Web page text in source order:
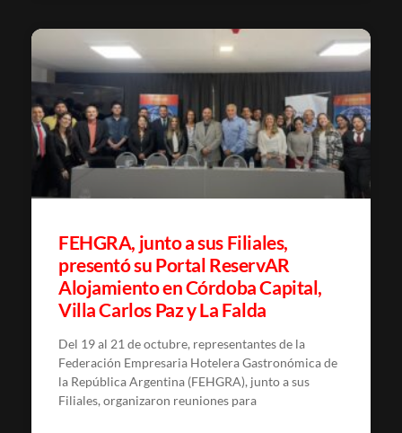
FEHGRA, junto a sus Filiales,
presentó su Portal ReservAR
Alojamiento en Córdoba Capital,
Villa Carlos Paz y La Falda
Del 19 al 21 de octubre, representantes de la
Federación Empresaria Hotelera Gastronómica de
la República Argentina (FEHGRA), junto a sus
Filiales, organizaron reuniones para